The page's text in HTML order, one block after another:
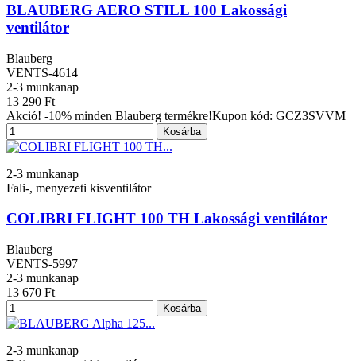
BLAUBERG AERO STILL 100 Lakossági
ventilátor
Blauberg
VENTS-4614
2-3 munkanap
13 290 Ft
Akció! -10% minden Blauberg termékre!Kupon kód: GCZ3SVVM
Kosárba
2-3 munkanap
Fali-, menyezeti kisventilátor
COLIBRI FLIGHT 100 TH Lakossági ventilátor
Blauberg
VENTS-5997
2-3 munkanap
13 670 Ft
Kosárba
2-3 munkanap